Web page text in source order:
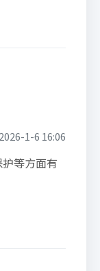
2026-1-6 16:06
等方面有